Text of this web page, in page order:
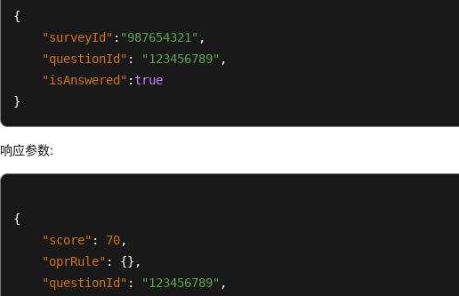
{
"surveyId" : "987654321" ,
"questionId" : "123456789" ,
"isAnswered" :true
}
响应参数:
{
"score" : 70,
"oprRule" : {} ,
"questionId" : "123456789" ,